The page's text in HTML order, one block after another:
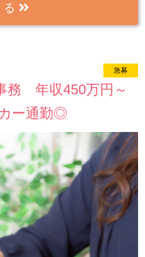
new
急募
務 年収450万円～
ー通勤◎